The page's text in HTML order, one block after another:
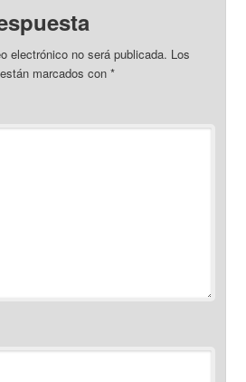
electrónico no será publicada. Los
marcados con*